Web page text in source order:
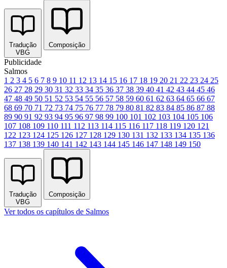
Tradução
VBG
Composição
Publicidade
Salmos
1 2 3 4 5 6 7 8 9 10 11 12 13 14 15 16 17 18 19 20 21 22 23 24 25
26 27 28 29 30 31 32 33 34 35 36 37 38 39 40 41 42 43 44 45 46
47 48 49 50 51 52 53 54 55 56 57 58 59 60 61 62 63 64 65 66 67
68 69 70 71 72 73 74 75 76 77 78 79 80 81 82 83 84 85 86 87 88
89 90 91 92 93 94 95 96 97 98 99 100 101 102 103 104 105 106
107 108 109 110 111 112 113 114 115 116 117 118 119 120 121
122 123 124 125 126 127 128 129 130 131 132 133 134 135 136
137 138 139 140 141 142 143 144 145 146 147 148 149 150
Tradução
VBG
Composição
Ver todos os capítulos de Salmos